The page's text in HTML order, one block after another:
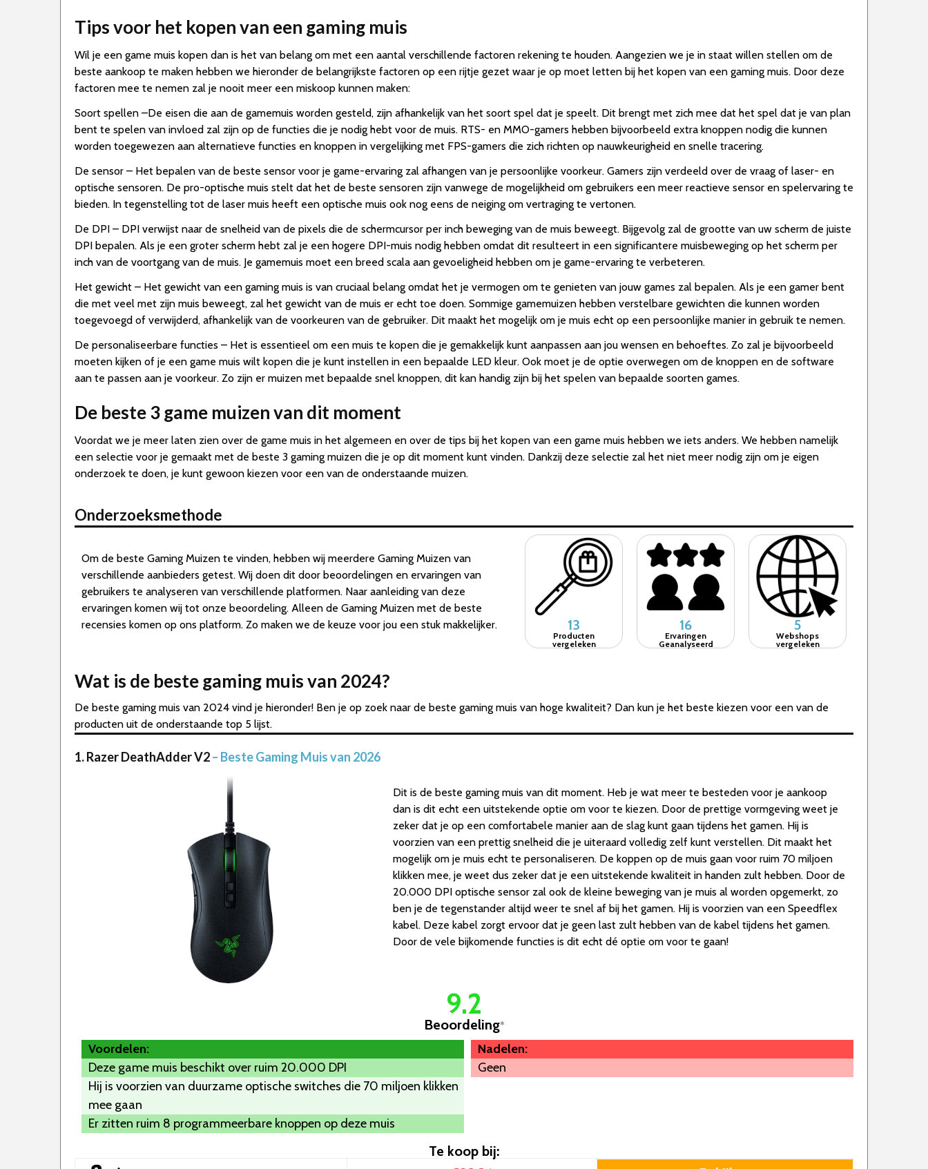
Tips voor het kopen van een gaming muis
Wil je een game muis kopen dan is het van belang om met een aantal verschillende factoren rekening te houden. Aangezien we je in staat willen stellen om de
beste aankoop te maken hebben we hieronder de belangrijkste factoren op een rijtje gezet waar je op moet letten bij het kopen van een gaming muis. Door deze
factoren mee te nemen zal je nooit meer een miskoop kunnen maken:
Soort spellen –De eisen die aan de gamemuis worden gesteld, zijn afhankelijk van het soort spel dat je speelt. Dit brengt met zich mee dat het spel dat je van plan
bent te spelen van invloed zal zijn op de functies die je nodig hebt voor de muis. RTS- en MMO-gamers hebben bijvoorbeeld extra knoppen nodig die kunnen
worden toegewezen aan alternatieve functies en knoppen in vergelijking met FPS-gamers die zich richten op nauwkeurigheid en snelle tracering.
De sensor – Het bepalen van de beste sensor voor je game-ervaring zal afhangen van je persoonlijke voorkeur. Gamers zijn verdeeld over de vraag of laser- en
optische sensoren. De pro-optische muis stelt dat het de beste sensoren zijn vanwege de mogelijkheid om gebruikers een meer reactieve sensor en spelervaring te
bieden. In tegenstelling tot de laser muis heeft een optische muis ook nog eens de neiging om vertraging te vertonen.
De DPI – DPI verwijst naar de snelheid van de pixels die de schermcursor per inch beweging van de muis beweegt. Bijgevolg zal de grootte van uw scherm de juiste
DPI bepalen. Als je een groter scherm hebt zal je een hogere DPI-muis nodig hebben omdat dit resulteert in een significantere muisbeweging op het scherm per
inch van de voortgang van de muis. Je gamemuis moet een breed scala aan gevoeligheid hebben om je game-ervaring te verbeteren.
Het gewicht – Het gewicht van een gaming muis is van cruciaal belang omdat het je vermogen om te genieten van jouw games zal bepalen. Als je een gamer bent
die met veel met zijn muis beweegt, zal het gewicht van de muis er echt toe doen. Sommige gamemuizen hebben verstelbare gewichten die kunnen worden
toegevoegd of verwijderd, afhankelijk van de voorkeuren van de gebruiker. Dit maakt het mogelijk om je muis echt op een persoonlijke manier in gebruik te nemen.
De personaliseerbare functies – Het is essentieel om een muis te kopen die je gemakkelijk kunt aanpassen aan jou wensen en behoeftes. Zo zal je bijvoorbeeld
moeten kijken of je een game muis wilt kopen die je kunt instellen in een bepaalde LED kleur. Ook moet je de optie overwegen om de knoppen en de software
aan te passen aan je voorkeur. Zo zijn er muizen met bepaalde snel knoppen, dit kan handig zijn bij het spelen van bepaalde soorten games.
De beste 3 game muizen van dit moment
Voordat we je meer laten zien over de game muis in het algemeen en over de tips bij het kopen van een game muis hebben we iets anders. We hebben namelijk
een selectie voor je gemaakt met de beste 3 gaming muizen die je op dit moment kunt vinden. Dankzij deze selectie zal het niet meer nodig zijn om je eigen
onderzoek te doen, je kunt gewoon kiezen voor een van de onderstaande muizen.
Onderzoeksmethode
Om de beste Gaming Muizen te vinden, hebben wij meerdere Gaming Muizen van
verschillende aanbieders getest. Wij doen dit door beoordelingen en ervaringen van
gebruikers te analyseren van verschillende platformen. Naar aanleiding van deze
ervaringen komen wij tot onze beoordeling. Alleen de Gaming Muizen met de beste
recensies komen op ons platform. Zo maken we de keuze voor jou een stuk makkelijker.
13
Producten
vergeleken
16
Ervaringen
Geanalyseerd
5
Webshops
vergeleken
Wat is de beste gaming muis van 2024?
De beste gaming muis van 2024 vind je hieronder! Ben je op zoek naar de beste gaming muis van hoge kwaliteit? Dan kun je het beste kiezen voor een van de
producten uit de onderstaande top 5 lijst.
1. Razer DeathAdder V2– Beste Gaming Muis van 2026
Dit is de beste gaming muis van dit moment. Heb je wat meer te besteden voor je aankoop
dan is dit echt een uitstekende optie om voor te kiezen. Door de prettige vormgeving weet je
zeker dat je op een comfortabele manier aan de slag kunt gaan tijdens het gamen. Hij is
voorzien van een prettig snelheid die je uiteraard volledig zelf kunt verstellen. Dit maakt het
mogelijk om je muis echt te personaliseren. De koppen op de muis gaan voor ruim 70 miljoen
klikken mee, je weet dus zeker dat je een uitstekende kwaliteit in handen zult hebben. Door de
20.000 DPI optische sensor zal ook de kleine beweging van je muis al worden opgemerkt, zo
ben je de tegenstander altijd weer te snel af bij het gamen. Hij is voorzien van een Speedflex
kabel. Deze kabel zorgt ervoor dat je geen last zult hebben van de kabel tijdens het gamen.
Door de vele bijkomende functies is dit echt dé optie om voor te gaan!
9.2
Beoordeling*
Voordelen:
Deze game muis beschikt over ruim 20.000 DPI
Hij is voorzien van duurzame optische switches die 70 miljoen klikken
mee gaan
Er zitten ruim 8 programmeerbare knoppen op deze muis
Nadelen:
Geen
Te koop bij: